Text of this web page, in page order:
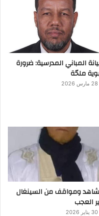
المباني المدرسية: ضرورة
ملحّة
28 مارس 2026
ومواقف من السينغال
العجب
30 يناير 2026